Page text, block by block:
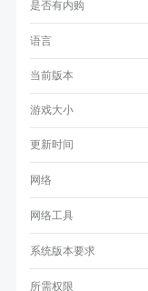
是否有内购
语言
当前版本
游戏大小
更新时间
网络
网络工具
系统版本要求
所需权限